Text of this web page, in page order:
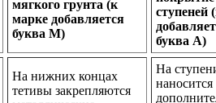
мягкого грунта (к
марке добавляется
буква М)
ступеней
буква А)
На нижних концах
тетивы закрепляются
На
наносится